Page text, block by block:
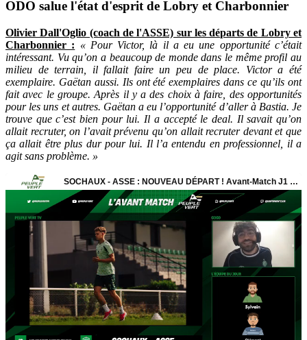
ODO salue l'état d'esprit de Lobry et Charbonnier
Olivier Dall'Oglio (coach de l'ASSE) sur les départs de Lobry et
Charbonnier : « Pour Victor, là il a eu une opportunité c’était
intéressant. Vu qu’on a beaucoup de monde dans le même profil au
milieu de terrain, il fallait faire un peu de place. Victor a été
exemplaire. Gaëtan aussi. Ils ont été exemplaires dans ce qu’ils ont
fait avec le groupe. Après il y a des choix à faire, des opportunités
pour les uns et autres. Gaëtan a eu l’opportunité d’aller à Bastia. Je
trouve que c’est bien pour lui. Il a accepté le deal. Il savait qu’on
allait recruter, on l’avait prévenu qu’on allait recruter devant et que
ça allait être plus dur pour lui. Il l’a entendu en professionnel, il a
agit sans problème. »